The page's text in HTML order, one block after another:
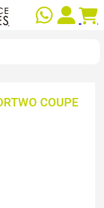
COUPE